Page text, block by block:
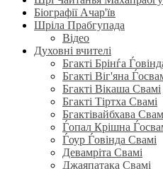
Біографії Ачар'їв
Шріла Прабгупада
Відео
Духовні вчителі
Бгакті Брінѓа
Бгакті Віг'яна
Бгакті Вікаша Свамі
Бгакті Тіртха Свамі
Бгактівайбхава
Ѓопал Крішна
Ѓоур Ѓовінда Свамі
Девамріта Свамі
Джаяпатака Свамі